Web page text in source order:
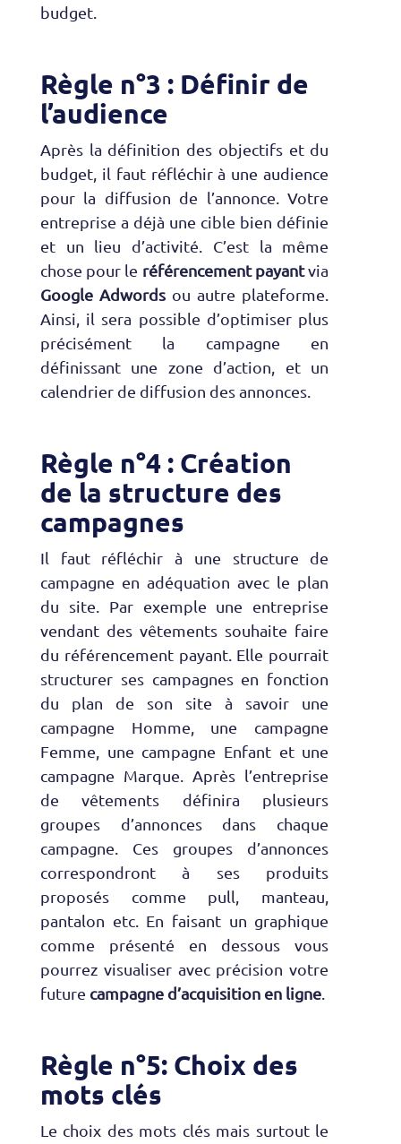
budget.
Règle n°3 : Définir de
l’audience
Après la définition des objectifs et du
budget, il faut réfléchir à une audience
pour la diffusion de l’annonce. Votre
entreprise a déjà une cible bien définie
et un lieu d’activité. C’est la même
chose pour le référencement payantvia
Google Adwordsou autre plateforme.
Ainsi, il sera possible d’optimiser plus
précisément la campagne en
définissant une zone d’action, et un
calendrier de diffusion des annonces.
Règle n°4 : Création
de la structure des
campagnes
Il faut réfléchir à une structure de
campagne en adéquation avec le plan
du site. Par exemple une entreprise
vendant des vêtements souhaite faire
du référencement payant. Elle pourrait
structurer ses campagnes en fonction
du plan de son site à savoir une
campagne Homme, une campagne
Femme, une campagne Enfant et une
campagne Marque. Après l’entreprise
de vêtements définira plusieurs
groupes d’annonces dans chaque
campagne. Ces groupes d’annonces
correspondront à ses produits
proposés comme pull, manteau,
pantalon etc. En faisant un graphique
comme présenté en dessous vous
pourrez visualiser avec précision votre
future campagne d’acquisition en ligne.
Règle n°5: Choix des
mots clés
Le choix des mots clés mais surtout le